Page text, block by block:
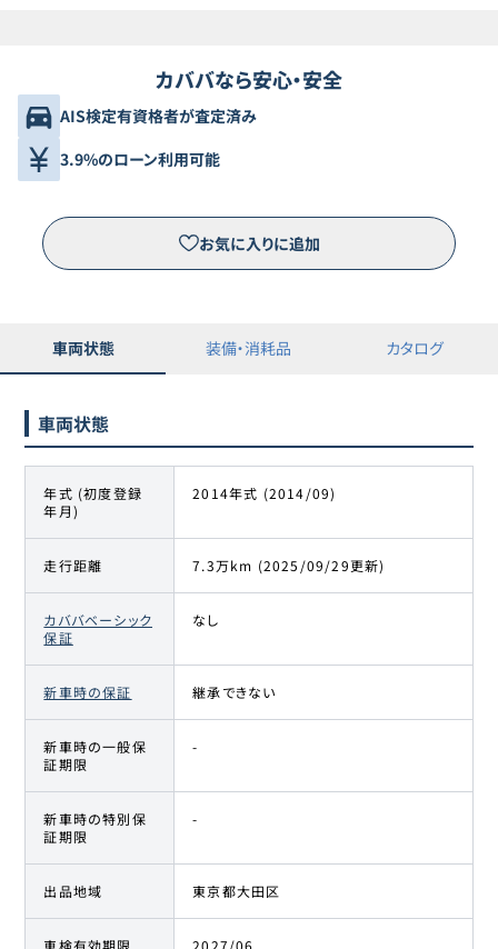
カババなら安心・安全
AIS検定有資格者が査定済み
3.9%のローン利用可能
お気に入りに追加
車両状態 装備・消耗品 カタログ
車両状態
年式 (初度登録
年月)
2014年式 (2014/09)
走行距離 7.3万km (2025/09/29更新)
カババベーシック
保証
なし
新車時の保証 継承できない
新車時の一般保
証期限
-
新車時の特別保
証期限
-
出品地域 東京都大田区
車検有効期限 2027/06